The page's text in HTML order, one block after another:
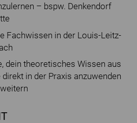
– bspw. Denkendorf
Fachwissen in der Louis-Leitz-
dein theoretisches Wissen aus
in der Praxis anzuwenden